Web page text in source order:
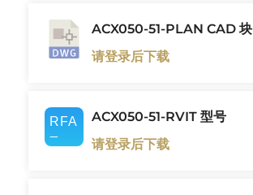
ACX050-51-PLAN CAD 块
请登录后下载
ACX050-51-RVIT 型号
请登录后下载